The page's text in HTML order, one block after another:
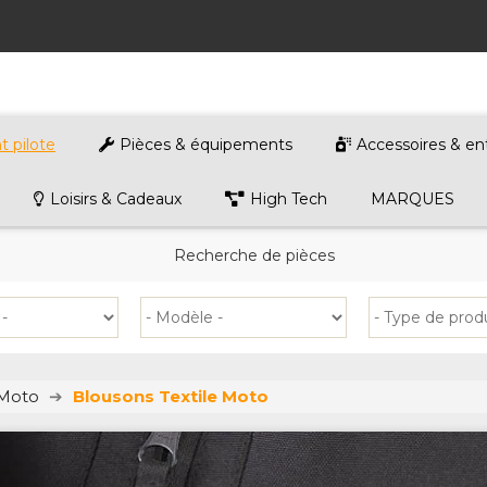
pilote Pièces & équipements Accessoires &
Loisirs & Cadeaux High Tech MARQUES
Recherche de pièces
Blousons Textile Moto